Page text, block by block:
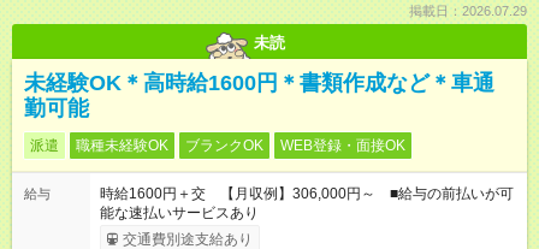
掲載日：2026.07.29
未読
未経験OK＊高時給1600円＊書類作成など＊車通
勤可能
派遣 職種未経験OK ブランクOK WEB登録・面接OK
給与
時給1600円＋交 【月収例】306,000円～ ■給与の前払いが可
能な速払いサービスあり
交通費別途支給あり